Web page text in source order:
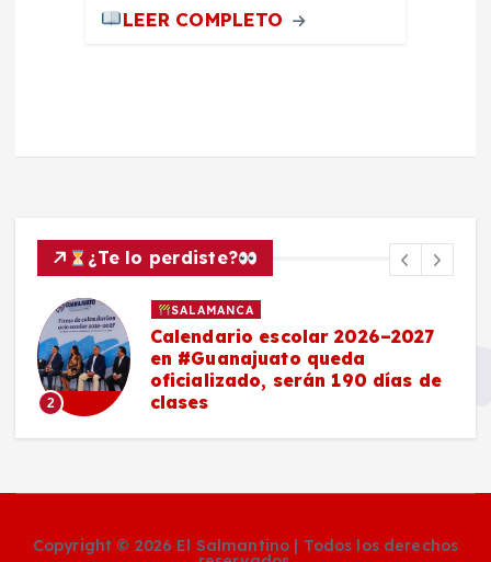
LEER COMPLETO
¿Te lo perdiste?
2
SALAMANCA
Calendario escolar 2026–2027
en #Guanajuato queda
oficializado, serán 190 días de
clases
Copyright © 2026 El Salmantino | Todos los derechos